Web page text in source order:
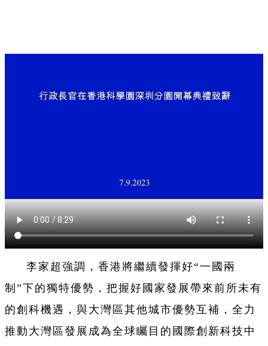
李家超強調，香港將繼續發揮好“一國兩
制”下的獨特優勢，把握好國家發展帶來前所未有
的創科機遇，與大灣區其他城市優勢互補，全力
推動大灣區發展成為全球矚目的國際創新科技中